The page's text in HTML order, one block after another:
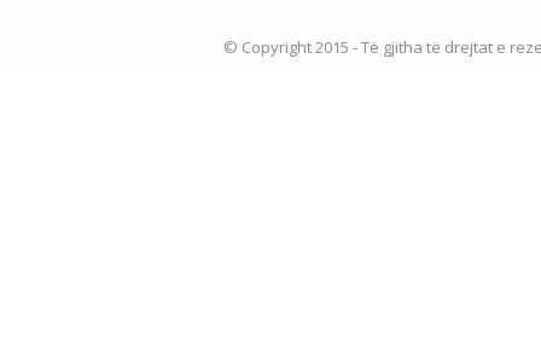
© Copyright 2015 - Të gjitha të drejtat e